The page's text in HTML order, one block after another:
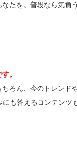
たを。普段なら気負
。
ろん、今のトレンド
も答えるコンテンツ